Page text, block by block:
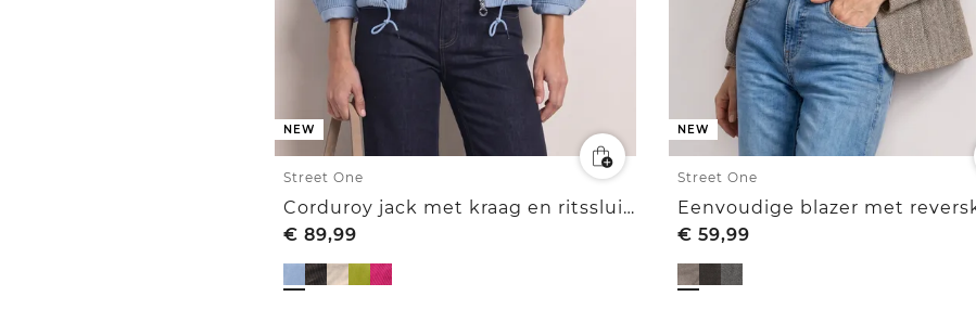
NEW
Street One
Corduroy jack met kraag en ritssluiting
€ 89,99
NEW
Street One
€ 59,99